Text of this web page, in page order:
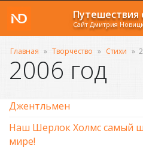
Путешествия
Сайт Дмитрия
Главная » Творчество » Стихи »
2006 год
Джентльмен
Наш Шерлок Холмс самый
мире!